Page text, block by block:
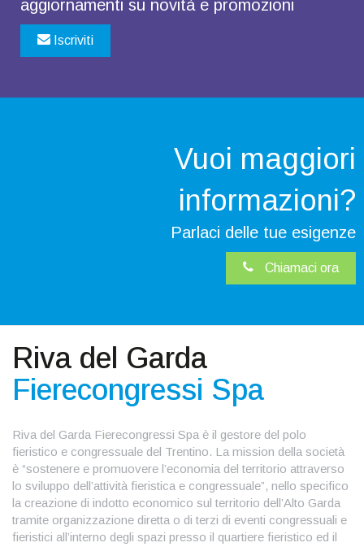
aggiornamenti su novità e promozioni
Iscriviti
Vuoi maggiori
informazioni?
Parlaci delle tue esigenze
Chiamaci ora
Riva del Garda
Fierecongressi Spa
Riva del Garda Fierecongressi Spa è il gestore del polo
fieristico e congressuale del Trentino. La mission della società
è “sostenere e promuovere l’economia del territorio attraverso
lo sviluppo dell’attività fieristica e congressuale”, nello specifico
la creazione di indotto economico sul territorio dell’Alto Garda
tramite organizzazione diretta o di terzi di eventi congressuali e
fieristici all’interno degli spazi presso il quartiere fieristico ed il